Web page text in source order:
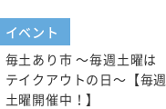
イベント
毎土あり市 ～毎週土曜は
テイクアウトの日～【毎週
土曜開催中！】